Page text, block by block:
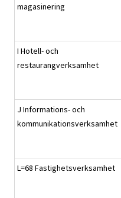
magasinering
I Hotell- och
restaurangverksamhet
J Informations- och
kommunikationsverksamhet
L=68 Fastighetsverksamhet